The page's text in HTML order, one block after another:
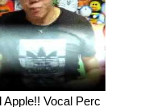
Vocal Perc